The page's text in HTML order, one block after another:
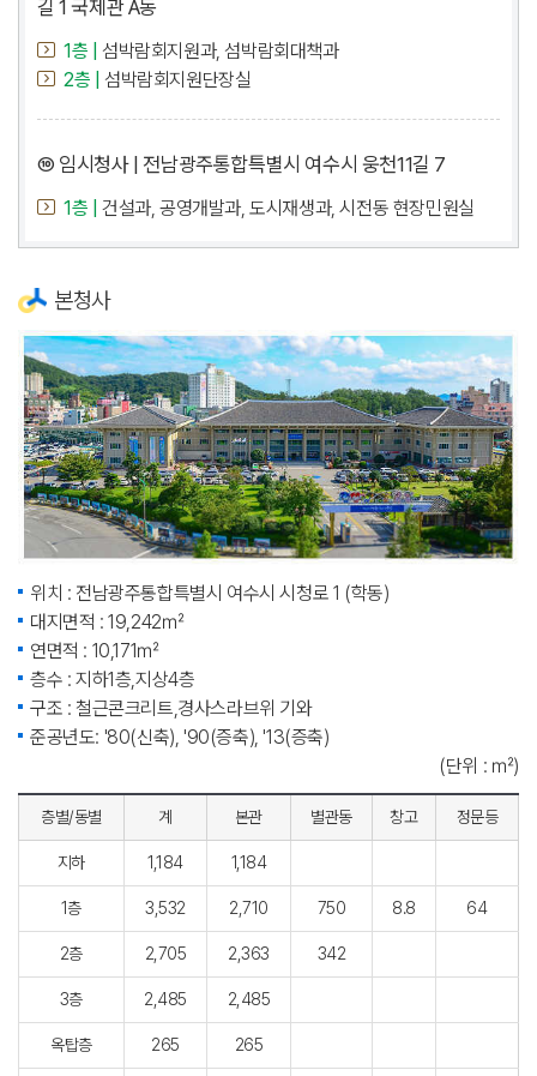
길 1 국제관 A동
1층 |
섬박람회지원과, 섬박람회대책과
2층 |
섬박람회지원단장실
⑩ 임시청사 | 전남광주통합특별시 여수시 웅천11길 7
1층 | 건설과, 공영개발과, 도시재생과, 시전동 현장민원실
본청사
위치 : 전남광주통합특별시 여수시 시청로 1 (학동)
대지면적 : 19,242㎡
연면적 : 10,171㎡
층수 : 지하1층,지상4층
구조 : 철근콘크리트,경사스라브위 기와
준공년도: '80(신축), '90(증축), '13(증축)
(단위 : ㎡)
층별/동별 계 본관 별관동 창고 정문등
지하 1,184 1,184
1층 3,532 2,710 750 8.8 64
2층 2,705 2,363 342
3층 2,485 2,485
옥탑층 265 265